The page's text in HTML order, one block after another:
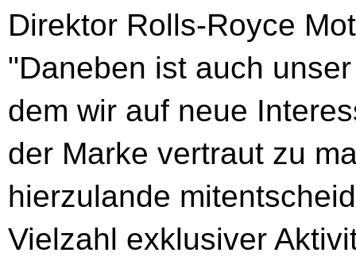
Direktor Rolls-Royce
"Daneben ist auch
dem wir auf neue
der Marke vertraut zu
hierzulande
Vielzahl exklusiver